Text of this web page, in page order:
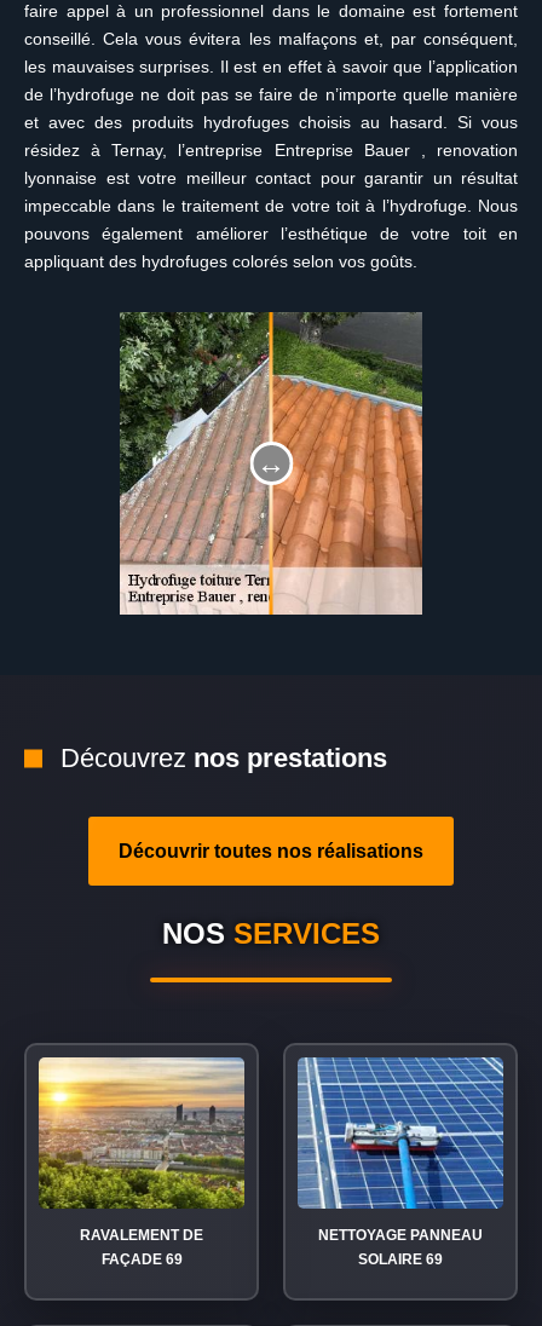
faire appel à un professionnel dans le domaine est fortement
conseillé. Cela vous évitera les malfaçons et, par conséquent,
les mauvaises surprises. Il est en effet à savoir que l’application
de l’hydrofuge ne doit pas se faire de n’importe quelle manière
et avec des produits hydrofuges choisis au hasard. Si vous
résidez à Ternay, l’entreprise Entreprise Bauer , renovation
lyonnaise est votre meilleur contact pour garantir un résultat
impeccable dans le traitement de votre toit à l’hydrofuge. Nous
pouvons également améliorer l’esthétique de votre toit en
appliquant des hydrofuges colorés selon vos goûts.
Découvrez nos prestations
Découvrir toutes nos réalisations
NOS SERVICES
RAVALEMENT DE
FAÇADE 69
NETTOYAGE PANNEAU
SOLAIRE 69